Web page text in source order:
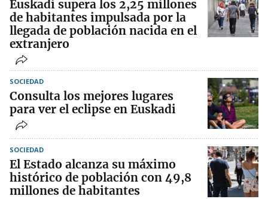
Euskadi supera los 2,25 millones
de habitantes impulsada por la
llegada de población nacida en el
extranjero
SOCIEDAD
Consulta los mejores lugares
para ver el eclipse en Euskadi
SOCIEDAD
El Estado alcanza su máximo
histórico de población con 49,8
millones de habitantes